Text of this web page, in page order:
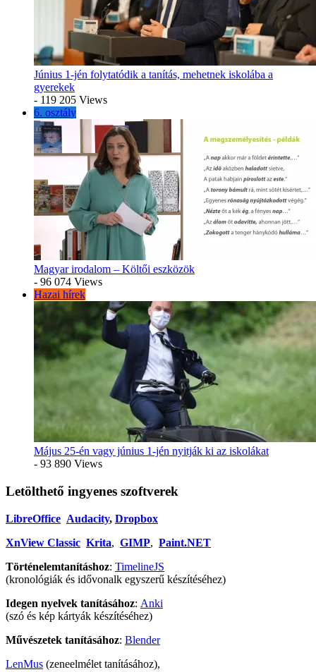
Június 1-jén folytatódik a tanítás, mehetnek iskolába a
gyerekek
- 119 205 Views
6. osztály
Magyar irodalom – Költői eszközök
- 96 074 Views
Hazai hírek
Május 25-én vagy június 1-jén nyitják ki az iskolákat
- 93 890 Views
Letölthető ingyenes szoftverek
LibreOffice Audacity, Dropbox
XnView Classic Krita, GIMP, Paint.NET
Történelemtanításhoz: TimelineJS
(kronológiák és idővonalk egyszerű készítéséhez)
Idegen nyelvek tanításához: Anki
(szó és kép kártyák készítéséhez)
Művészetek tanításához: Blender
LenMus (zeneelmélet tanításához),